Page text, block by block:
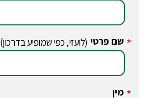
* שם פרטי (לועזי, כפי שמופיע בדרכון)
* מין